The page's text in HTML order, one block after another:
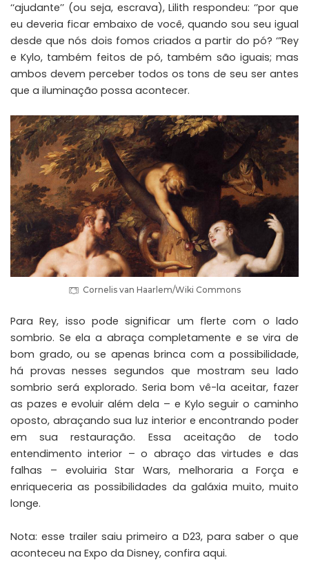
‘‘ajudante’’ (ou seja, escrava), Lilith respondeu: ‘’por que
eu deveria ficar embaixo de você, quando sou seu igual
desde que nós dois fomos criados a partir do pó? ‘”Rey
e Kylo, também feitos de pó, também são iguais; mas
ambos devem perceber todos os tons de seu ser antes
que a iluminação possa acontecer.
Cornelis van Haarlem/Wiki Commons
Para Rey, isso pode significar um flerte com o lado
sombrio. Se ela a abraça completamente e se vira de
bom grado, ou se apenas brinca com a possibilidade,
há provas nesses segundos que mostram seu lado
sombrio será explorado. Seria bom vê-la aceitar, fazer
as pazes e evoluir além dela – e Kylo seguir o caminho
oposto, abraçando sua luz interior e encontrando poder
em sua restauração. Essa aceitação de todo
entendimento interior – o abraço das virtudes e das
falhas – evoluiria Star Wars, melhoraria a Força e
enriqueceria as possibilidades da galáxia muito, muito
longe.
Nota: esse trailer saiu primeiro a D23, para saber o que
aconteceu na Expo da Disney, confira aqui.